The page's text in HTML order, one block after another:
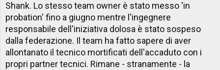
Shank. Lo stesso team owner è stato messo 'in
probation' fino a giugno mentre l'ingegnere
responsabile dell'iniziativa dolosa è stato sospeso
dalla federazione. Il team ha fatto sapere di aver
allontanato il tecnico mortificati dell'accaduto con i
propri partner tecnici. Rimane - stranamente - la